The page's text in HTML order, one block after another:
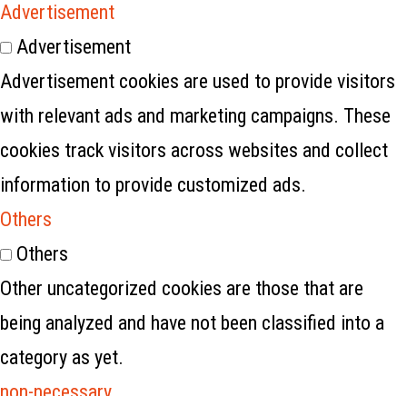
Advertisement
Advertisement
Advertisement cookies are used to provide visitors
with relevant ads and marketing campaigns. These
cookies track visitors across websites and collect
information to provide customized ads.
Others
Others
Other uncategorized cookies are those that are
being analyzed and have not been classified into a
category as yet.